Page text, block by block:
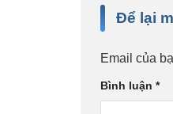
Để lại
Email của
Bình luận *